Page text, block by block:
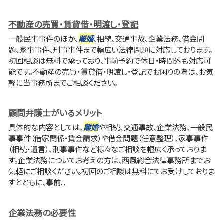
不動産の売買・賃貸借・明渡し・登記
一般民事事件のほか、離婚、相続、交通事故、企業法務、借金問
題、家事事件、刑事事件まで幅広い法律問題に対応しております。
初回相談は無料で承っており、事前予約で休日・時間外も対応可
能です。不動産の売買・賃貸借・明渡し・登記でお困りの際は、お気
軽に当事務所までご相談ください。
顧問弁護士がいるメリット
具体的な内容としては、離婚や相続、交通事故、企業法務、一般民
事事件（借家関係・賃金請求）や借金問題（任意整理）、家事事件
（相続・遺言）、刑事事件など様々なご相談を幅広く承っておりま
す。企業法務についてお考えの方は、西風総合法律事務所までお
気軽にご相談ください。初回のご相談は無料にてお受けしておりま
すとともに、事前...
企業法務の必要性